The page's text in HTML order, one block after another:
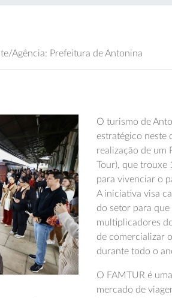
Agência: Prefeitura de Antonina
O turismo de
estratégico neste
realização de um
Tour), que trouxe
para vivenciar o
A iniciativa visa
do setor para que
multiplicadores
de comercializar
durante todo o
O FAMTUR é
mercado de